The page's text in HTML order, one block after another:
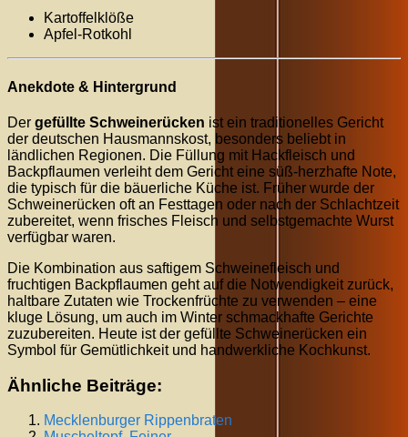
Kartoffelklöße
Apfel-Rotkohl
Anekdote & Hintergrund
Der gefüllte Schweinerücken ist ein traditionelles Gericht
der deutschen Hausmannskost, besonders beliebt in
ländlichen Regionen. Die Füllung mit Hackfleisch und
Backpflaumen verleiht dem Gericht eine süß-herzhafte Note,
die typisch für die bäuerliche Küche ist. Früher wurde der
Schweinerücken oft an Festtagen oder nach der Schlachtzeit
zubereitet, wenn frisches Fleisch und selbstgemachte Wurst
verfügbar waren.
Die Kombination aus saftigem Schweinefleisch und
fruchtigen Backpflaumen geht auf die Notwendigkeit zurück,
haltbare Zutaten wie Trockenfrüchte zu verwenden – eine
kluge Lösung, um auch im Winter schmackhafte Gerichte
zuzubereiten. Heute ist der gefüllte Schweinerücken ein
Symbol für Gemütlichkeit und handwerkliche Kochkunst.
Ähnliche Beiträge:
Mecklenburger Rippenbraten